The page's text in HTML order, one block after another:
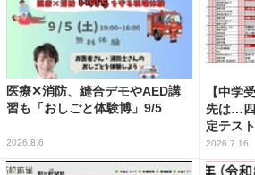
医療✕消防、縫合デモやAED講
習も「おしごと体験博」9/5
2026.8.6
【中学
先は…四
定テス
2026.7.16